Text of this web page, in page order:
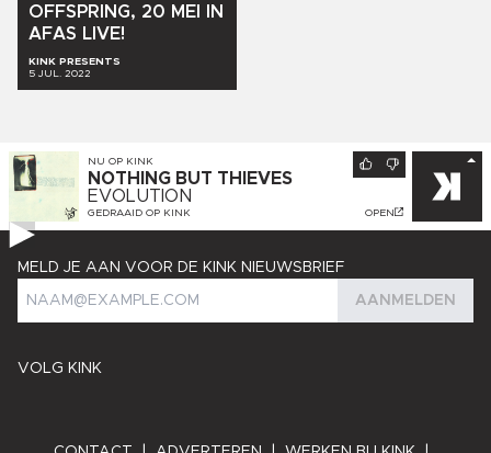
OFFSPRING, 20 MEI
IN
AFAS LIVE!
KINK PRESENTS
5 JUL. 2022
NU OP KINK
NOTHING BUT THIEVES
EVOLUTION
GEDRAAID OP KINK OPEN
VOLG KINK
MELD JE AAN VOOR DE KINK NIEUWSBRIEF
AANMELDEN